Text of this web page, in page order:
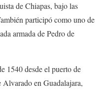
de Chiapas, bajo las
participó como uno de
armada de Pedro de
1540 desde el puerto de
en Guadalajara,